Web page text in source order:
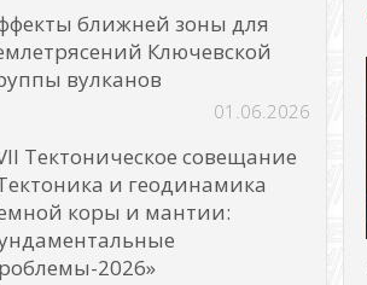
ближней зоны для
Ключевской
вулканов
01.06.2026
Тектоническое совещание
и геодинамика
коры и мантии:
2026»